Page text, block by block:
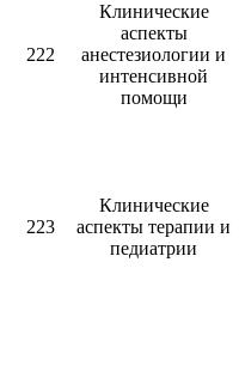
222
Клинические
аспекты
анестезиологии и
интенсивной
помощи
223
Клинические
аспекты терапии и
педиатрии